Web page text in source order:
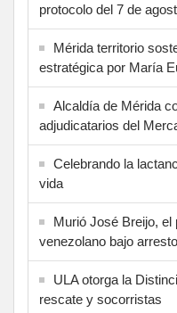
protocolo del 7 de
Mérida territorio
estratégica por María
Alcaldía de Mérida
adjudicatarios del
Celebrando la
vida
Murió José Breijo,
venezolano bajo
ULA otorga la
rescate y socorristas